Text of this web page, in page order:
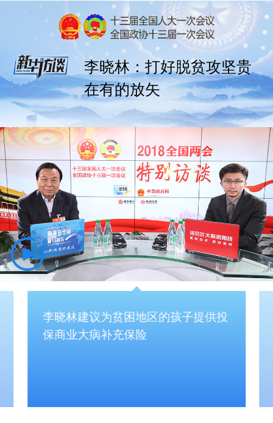
李晓林：打好脱贫攻坚贵
在有的放矢
李晓林建议为贫困地区的孩子提供投
保商业大病补充保险